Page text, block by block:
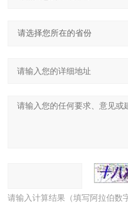
请输入计算结果（填写阿拉伯数